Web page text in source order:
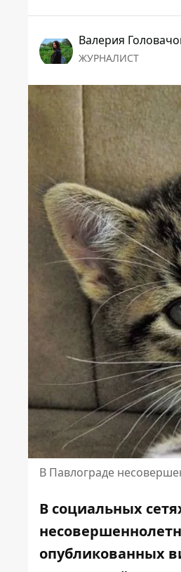
Валерия
ЖУРНАЛИСТ
В Павлограде
В социальных
опубликованных